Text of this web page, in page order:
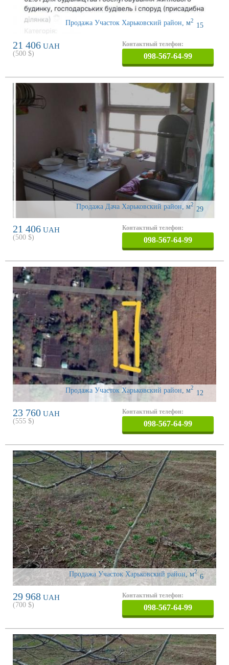
Продажа Участок Харьковский район, 15
м2
21 406 UAH
(500 $)
Контактный телефон:
098-567-64-99
Продажа Дача Харьковский район 29
м2
21 406 UAH
(500 $)
Контактный телефон:
098-567-64-99
Продажа Участок Харьковский район 12
м2
23 760 UAH
(555 $)
Контактный телефон:
098-567-64-99
Продажа Участок Харьковский район , 6
м2
29 968 UAH
(700 $)
Контактный телефон:
098-567-64-99